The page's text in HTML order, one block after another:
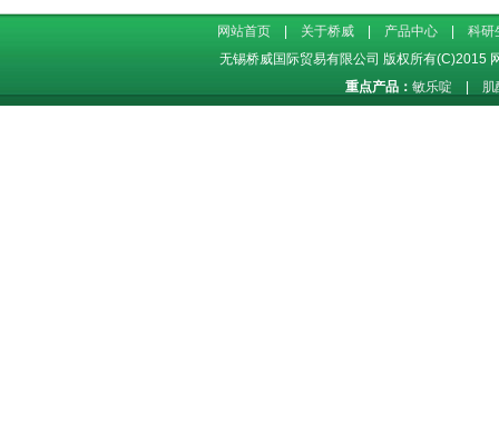
网站首页 关于桥威 产品中心
科研
无锡桥威国际贸易有限公司 版权所有(C)2015
重点产品： 敏乐啶 肌